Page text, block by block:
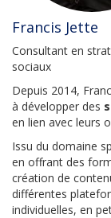
Francis Jette
Consultant en
sociaux
Depuis 2014,
à développer des
en lien avec leurs
Issu du domaine
en offrant des
création de
différentes
individuelles, en